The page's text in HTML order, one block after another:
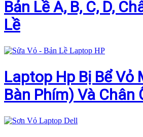
Bản Lề A, B, C, D,
Lề
Laptop Hp Bị Bể Vỏ
Bàn Phím) Và Chân